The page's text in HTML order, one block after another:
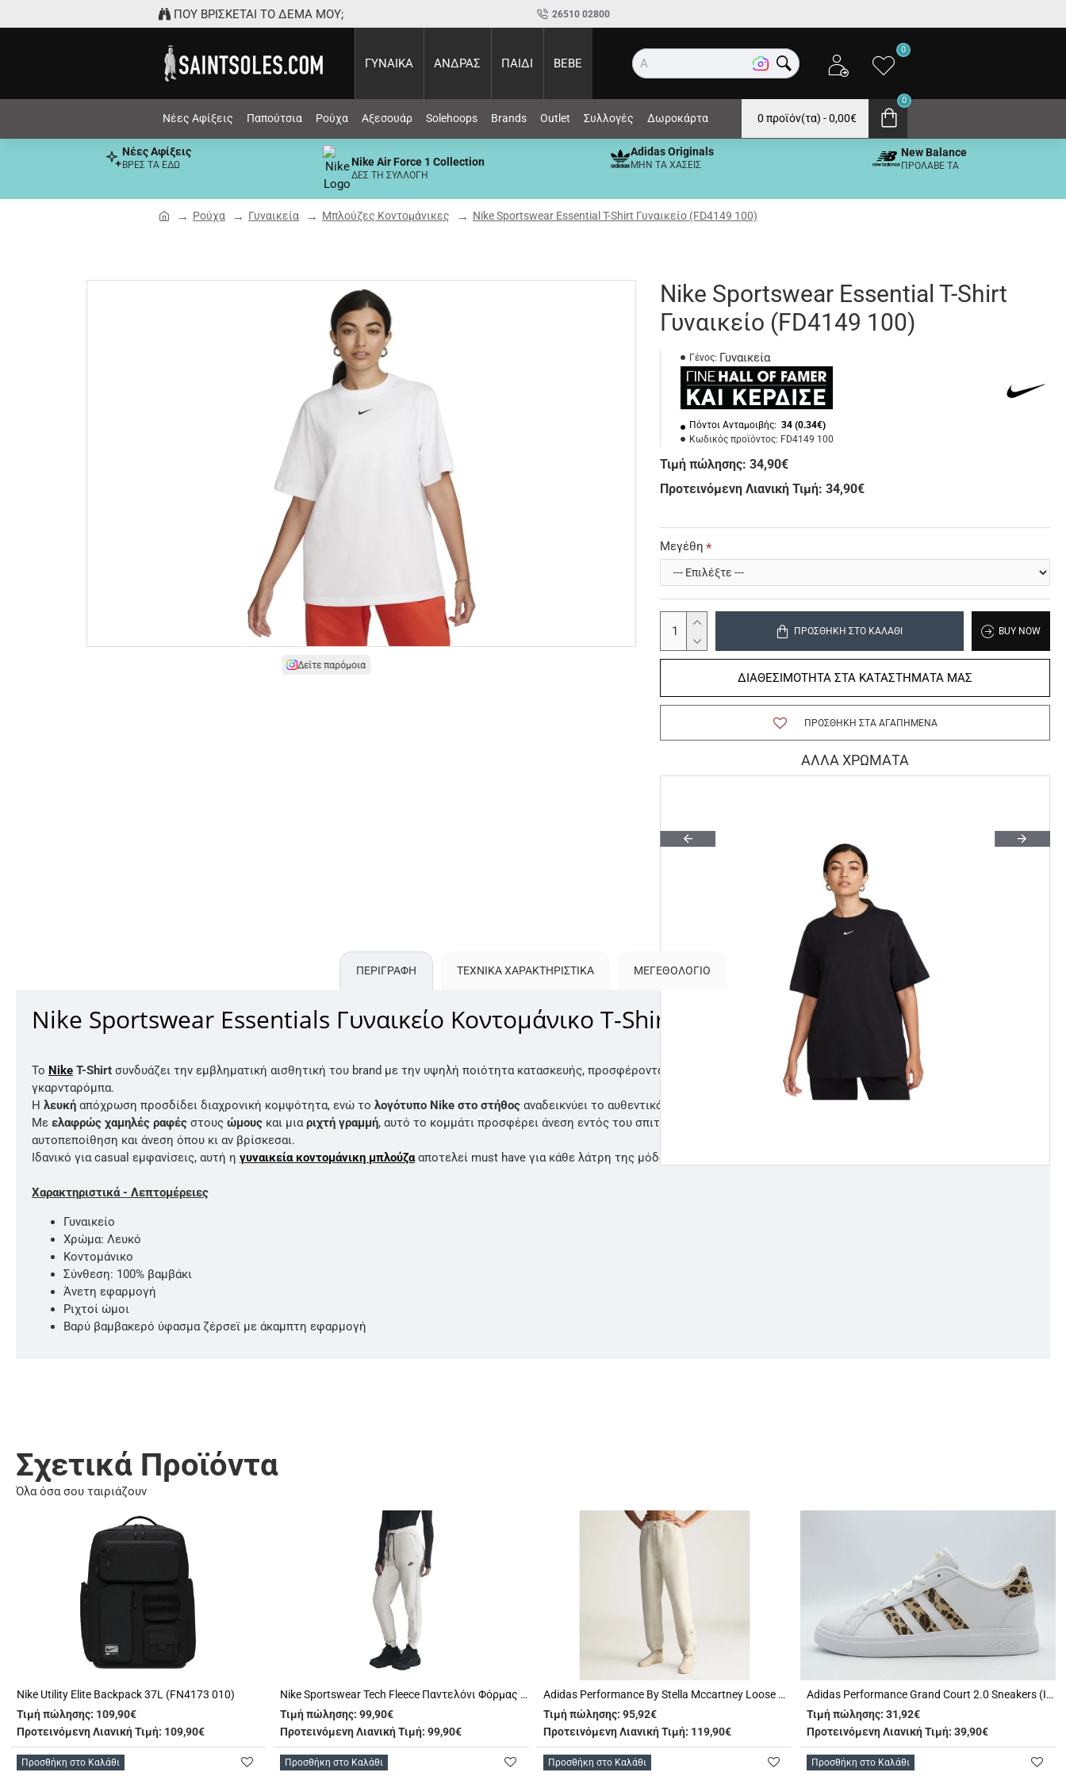
ΠΟΥ ΒΡΙΣΚΕΤΑΙ ΤΟ ΔΕΜΑ ΜΟΥ; 26510 02800
ΓΥΝΑΙΚΑ ΑΝΔΡΑΣ ΠΑΙΔΙ BEBE Αναζήτη
0
Νέες Αφίξεις Παπούτσια Ρούχα Αξεσουάρ Solehoops Brands Outlet Συλλογές Δωροκάρτα 0 προϊόν(τα) - 0,00€
0
Ρούχα Γυναικεία Μπλούζες Κοντομάνικες Nike Sportswear Essential T-Shirt Γυναικείο (FD4149 100)
Νέες Αφίξεις
ΒΡΕΣ ΤΑ ΕΔΩ Nike Air Force 1 Collection
ΔΕΣ ΤΗ ΣΥΛΛΟΓΗ
Adidas Originals
ΜΗΝ ΤΑ ΧΑΣΕΙΣ
New Balance
ΠΡΟΛΑΒΕ ΤΑ
Δείτε παρόμοια
Nike Sportswear Essential T-Shirt
Γυναικείο (FD4149 100)
Γένος: Γυναικεία
Πόντοι Ανταμοιβής: 34 (0.34€)
Κωδικός προϊόντος: FD4149 100
Τιμή πώλησης:34,90€
Προτεινόμενη Λιανική Τιμή: 34,90€
Μεγέθη
ΠΡΟΣΘΉΚΗ ΣΤΟ ΚΑΛΆΘΙ BUY NOW
ΔΙΑΘΕΣΙΜΟΤΗΤΑ ΣΤΑ ΚΑΤΑΣΤΗΜΑΤΑ ΜΑΣ
ΠΡΟΣΘΉΚΗ ΣΤΑ ΑΓΑΠΗΜΈΝΑ
ΑΛΛΑ ΧΡΩΜΑΤΑ
ΠΕΡΙΓΡΑΦΗ ΤΕΧΝΙΚΑ ΧΑΡΑΚΤΗΡΙΣΤΙΚΑ ΜΕΓΕΘΟΛΌΓΙΟ
Nike Sportswear Essentials Γυναικείο Κοντομάνικο T-Shirt Λευκό
Το Nike T-Shirt συνδυάζει την εμβληματική αισθητική του brand με την υψηλή ποιότητα κατασκευής, προσφέροντας ένα ευέλικτο και στυλάτο κομμάτι για την καθημερινή σου
γκαρνταρόμπα.
Η λευκή απόχρωση προσδίδει διαχρονική κομψότητα, ενώ το λογότυπο Nike στο στήθος αναδεικνύει το αυθεντικό στυλ του brand.
Με ελαφρώς χαμηλές ραφές στους ώμους και μιαριχτή γραμμή, αυτό το κομμάτι προσφέρει άνεση εντός του σπιτιού και κομψότητα στις βόλτες στην πόλη, χαρίζοντάς σου
αυτοπεποίθηση και άνεση όπου κι αν βρίσκεσαι.
Ιδανικό για casual εμφανίσεις, αυτή η γυναικεία κοντομάνικη μπλούζα αποτελεί must have για κάθε λάτρη της μόδας.
Χαρακτηριστικά - Λεπτομέρειες
Γυναικείο
Χρώμα: Λευκό
Κοντομάνικο
Σύνθεση: 100% βαμβάκι
Άνετη εφαρμογή
Ριχτοί ώμοι
Βαρύ βαμβακερό ύφασμα ζέρσεϊ με άκαμπτη εφαρμογή
Σχετικά Προϊόντα
Όλα όσα σου ταιριάζουν
Nike Utility Elite Backpack 37L (FN4173 010)
Τιμή πώλησης: 109,90€
Προτεινόμενη Λιανική Τιμή: 109,90€
Προσθήκη στο Καλάθι
Nike Sportswear Tech Fleece Παντελόνι Φόρμας Γυναικείο (HV6779 110)
Τιμή πώλησης: 99,90€
Προτεινόμενη Λιανική Τιμή: 99,90€
Προσθήκη στο Καλάθι
Adidas Performance By Stella Mccartney Loose Παντελόνι Φόρμας Γυναικείο (JW7023)
Τιμή πώλησης: 95,92€
Προτεινόμενη Λιανική Τιμή: 119,90€
Προσθήκη στο Καλάθι
Adidas Performance Grand Court 2.0 Sneakers (IG1187)
Τιμή πώλησης: 31,92€
Προτεινόμενη Λιανική Τιμή: 39,90€
Προσθήκη στο Καλάθι